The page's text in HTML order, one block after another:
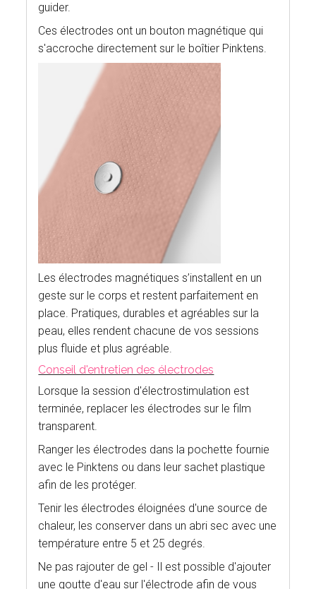
guider.
Ces électrodes ont un bouton magnétique qui
s'accroche directement sur le boîtier Pinktens.
Les électrodes magnétiques s’installent en un
geste sur le corps et restent parfaitement en
place. Pratiques, durables et agréables sur la
peau, elles rendent chacune de vos sessions
plus fluide et plus agréable.
Conseil d'entretien des électrodes
Lorsque la session d'électrostimulation est
terminée, replacer les électrodes sur le film
transparent.
Ranger les électrodes dans la pochette fournie
avec le Pinktens ou dans leur sachet plastique
afin de les protéger.
Tenir les électrodes éloignées d'une source de
chaleur, les conserver dans un abri sec avec une
température entre 5 et 25 degrés.
Ne pas rajouter de gel - Il est possible d'ajouter
une goutte d'eau sur l'électrode afin de vous